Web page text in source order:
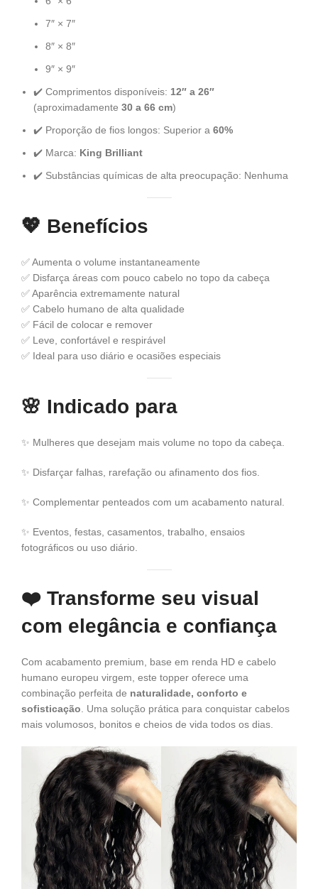
7″ × 7″
8″ × 8″
9″ × 9″
✔️ Comprimentos disponíveis: 12″ a 26″
(aproximadamente 30 a 66 cm)
✔️ Proporção de fios longos: Superior a 60%
✔️ Marca: King Brilliant
✔️ Substâncias químicas de alta preocupação: Nenhuma
💖 Benefícios
✅ Aumenta o volume instantaneamente
✅ Disfarça áreas com pouco cabelo no topo da cabeça
✅ Aparência extremamente natural
✅ Cabelo humano de alta qualidade
✅ Fácil de colocar e remover
✅ Leve, confortável e respirável
✅ Ideal para uso diário e ocasiões especiais
🌸 Indicado para
✨ Mulheres que desejam mais volume no topo da cabeça.
✨ Disfarçar falhas, rarefação ou afinamento dos fios.
✨ Complementar penteados com um acabamento natural.
✨ Eventos, festas, casamentos, trabalho, ensaios
fotográficos ou uso diário.
❤️ Transforme seu visual
com elegância e confiança
Com acabamento premium, base em renda HD e cabelo
humano europeu virgem, este topper oferece uma
combinação perfeita de naturalidade, conforto e
sofisticação. Uma solução prática para conquistar cabelos
mais volumosos, bonitos e cheios de vida todos os dias.